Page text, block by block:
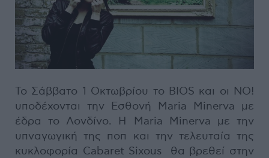
Το Σάββατο 1 Οκτωβρίου το ΒΙΟS και οι NO!
υποδέχονται την Εσθονή Maria Minerva με
έδρα το Λονδίνο. Η Maria Minerva με την
υπναγωγική της ποπ και την τελευταία της
κυκλοφορία Cabaret Sixous θα βρεθεί στην